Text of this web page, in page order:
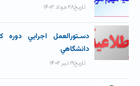
تاریخ۲۸ مرداد ۱۴۰۲
دسـتورالعمل اجرايي دوره
دانشگاهي
تاریخ۱۹ تیر ۱۴۰۲